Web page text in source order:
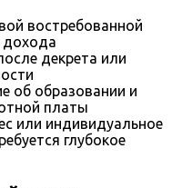
востребованной
дохода
декрета или
об образовании и
платы
или индивидуальное
глубокое